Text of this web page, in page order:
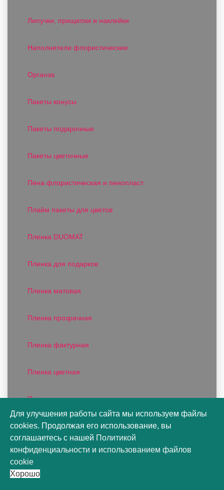
Липучки, прищепки и наклейки
Наполнители флористические
Органза
Пакеты конусы
Пакеты подарочные
Пакеты цветочные
Пена флористическая и пенопласт
Плайм пакеты для цветов
Пленка DUOMAT
Пленка для подарков
Пленка матовая
Пленка прозрачная
Пленка фактурная
Пленка цветная
Поддоны для оазиса
Полисилк
Продукция фирмы OASIS
Рафия
Для улучшения работы сайта мы используем файлы
cookies. Продолжая его использование, вы
соглашаетесь с нашей Политикой
конфиденциальности и использованием файлов
cookie
Хорошо